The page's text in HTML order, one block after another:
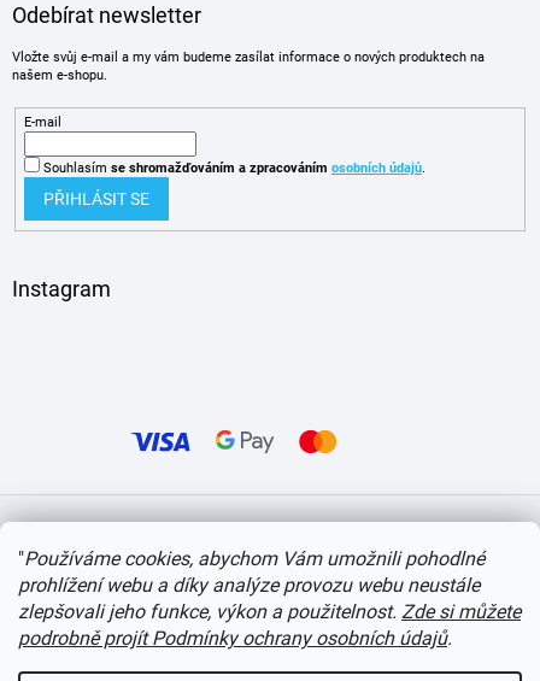
"Používáme cookies, abychom Vám umožnili pohodlné
prohlížení webu a díky analýze provozu webu neustále
zlepšovali jeho funkce, výkon a použitelnost. Zde si můžete
podrobně projít Podmínky ochrany osobních údajů.
Odebírat newsletter
Vložte svůj e-mail a my vám budeme zasílat informace o nových produktech na
našem e-shopu.
E-mail
Souhlasím se shromažďováním a zpracováním osobních údajů.
PŘIHLÁSIT SE
Instagram
Copyright 2026itvlaky.cz . Všechna práva vyhrazena. Upravit nastavení cookies